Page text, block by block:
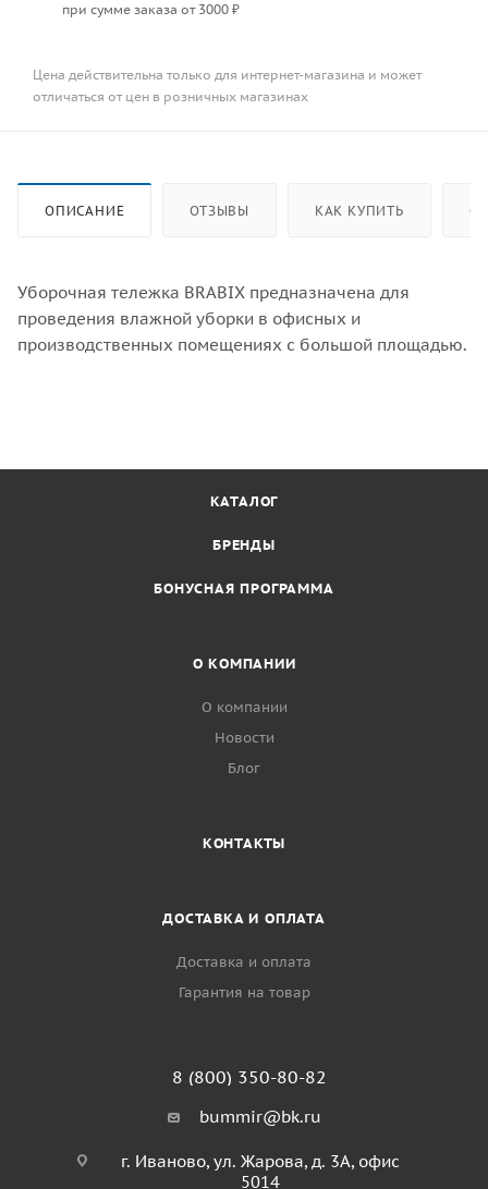
при сумме заказа от 3000 ₽
Цена действительна только для интернет-магазина и может
отличаться от цен в розничных магазинах
ОПИСАНИЕ ОТЗЫВЫ КАК КУПИТЬ
Уборочная тележка BRABIX предназначена для
проведения влажной уборки в офисных и
производственных помещениях с большой площадью.
КАТАЛОГ
БРЕНДЫ
БОНУСНАЯ ПРОГРАММА
О КОМПАНИИ
О компании
Новости
Блог
КОНТАКТЫ
ДОСТАВКА И ОПЛАТА
Доставка и оплата
Гарантия на товар
8 (800) 350-80-82
bummir@bk.ru
г. Иваново, ул. Жарова, д. 3А, офис
5014